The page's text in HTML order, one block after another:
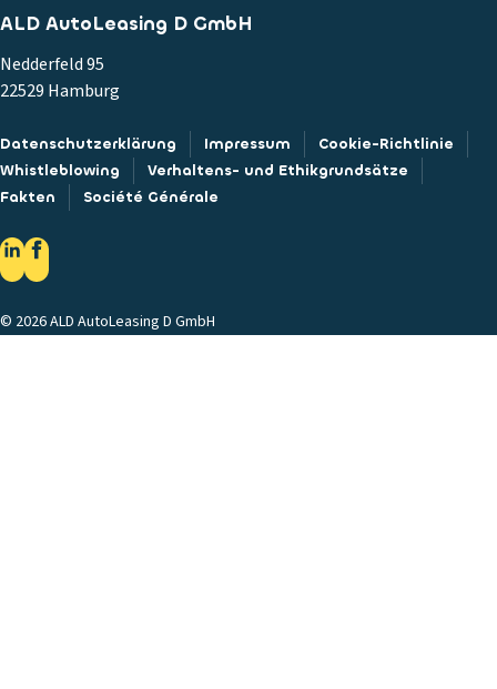
ALD AutoLeasing D GmbH
Nedderfeld 95
22529 Hamburg
Datenschutzerklärung Impressum
Cookie-Richtlinie
Whistleblowing
Verhaltens- und Ethikgrundsätze
Fakten
Société Générale
© 2026 ALD AutoLeasing D GmbH